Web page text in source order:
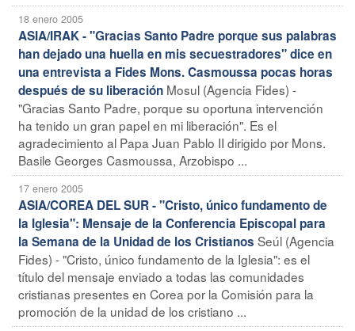
18 enero 2005
ASIA/IRAK - "Gracias Santo Padre porque sus palabras
han dejado una huella en mis secuestradores" dice en
una entrevista a Fides Mons. Casmoussa pocas horas
después de su liberación Mosul (Agencia Fides) -
"Gracias Santo Padre, porque su oportuna intervención
ha tenido un gran papel en mi liberación". Es el
agradecimiento al Papa Juan Pablo II dirigido por Mons.
Basile Georges Casmoussa, Arzobispo ...
17 enero 2005
ASIA/COREA DEL SUR - "Cristo, único fundamento de
la Iglesia": Mensaje de la Conferencia Episcopal para
la Semana de la Unidad de los Cristianos Seúl (Agencia
Fides) - "Cristo, único fundamento de la Iglesia": es el
título del mensaje enviado a todas las comunidades
cristianas presentes en Corea por la Comisión para la
promoción de la unidad de los cristiano ...